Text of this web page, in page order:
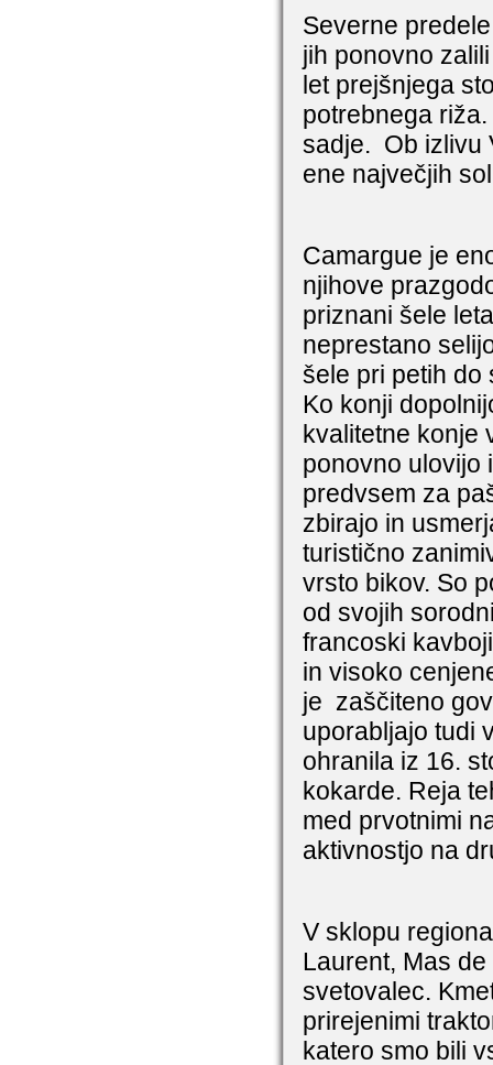
Severne
jih ponovno
let prejšnjega
potrebnega
sadje. Ob izlivu
ene največjih
Camargue je
njihove
priznani šele
neprestano
šele pri petih do
Ko konji
kvalitetne konje
ponovno
predvsem za
zbirajo in
turistično
vrsto bikov. So
od svojih
francoski
in visoko
je zaščiteno
uporabljajo tudi
ohranila iz 16.
kokarde. Reja
med prvotnimi
aktivnostjo na
V sklopu
Laurent, Mas
svetovalec.
prirejenimi
katero smo bili